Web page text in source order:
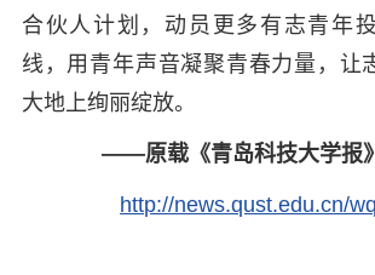
合伙人计划，动员更多有志青年
线，用青年声音凝聚青春力量，让
大地上绚丽绽放。
——原载《青岛科技大学报
http://news.qust.edu.cn/